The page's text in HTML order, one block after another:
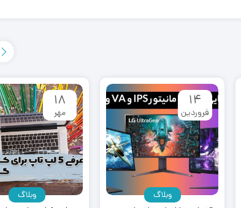
وبلاگ
۱۴
فروردین
وبلاگ
۱۸
مهر